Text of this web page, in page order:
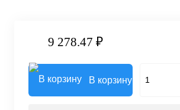
9 278.47 ₽
В корзину